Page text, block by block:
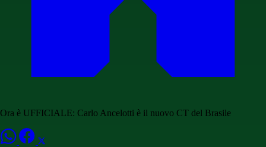
Ora è UFFICIALE: Carlo Ancelotti è il nuovo CT del Brasile